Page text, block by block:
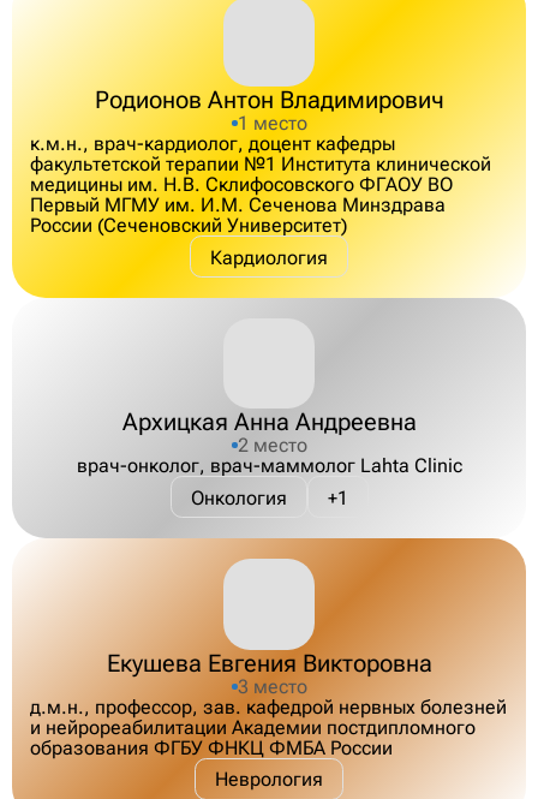
Родионов Антон Владимирович
1 место
к.м.н., врач-кардиолог, доцент кафедры
факультетской терапии №1 Института клинической
медицины им. Н.В. Склифосовского ФГАОУ ВО
Первый МГМУ им. И.М. Сеченова Минздрава
России (Сеченовский Университет)
Кардиология
Архицкая Анна Андреевна
2 место
врач-онколог, врач-маммолог Lahta Clinic
Онкология
+1
Екушева Евгения Викторовна
3 место
д.м.н., профессор, зав. кафедрой нервных болезней
и нейрореабилитации Академии постдипломного
образования ФГБУ ФНКЦ ФМБА России
Неврология